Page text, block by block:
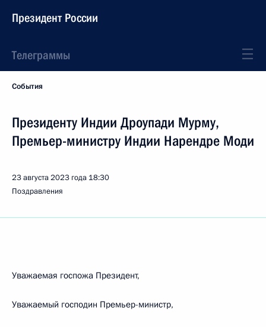
Президент России
Телеграммы
События
Президенту Индии Дроупади Мурму,
Премьер-министру Индии Нарендре Моди
23 августа 2023 года 18:30
Поздравления
Уважаемая госпожа Президент,
Уважаемый господин Премьер-министр,